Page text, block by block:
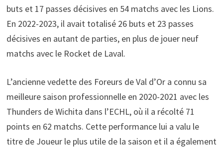
buts et 17 passes décisives en 54 matchs avec les Lions.
En 2022-2023, il avait totalisé 26 buts et 23 passes
décisives en autant de parties, en plus de jouer neuf
matchs avec le Rocket de Laval.
L’ancienne vedette des Foreurs de Val d’Or a connu sa
meilleure saison professionnelle en 2020-2021 avec les
Thunders de Wichita dans l’ECHL, où il a récolté 71
points en 62 matchs. Cette performance lui a valu le
titre de Joueur le plus utile de la saison et il a également